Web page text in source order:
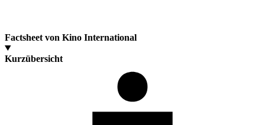
Factsheet von Kino International
Kurzübersicht